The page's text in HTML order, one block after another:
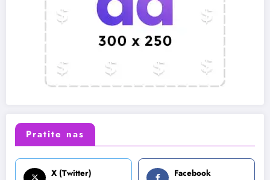
Pratite nas
X (Twitter) Facebook